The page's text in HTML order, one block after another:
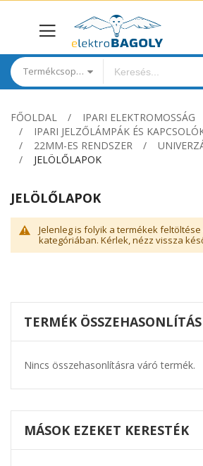
Termékcsoportok
FŐOLDAL IPARI ELEKTROMOSSÁG
IPARI JELZŐLÁMPÁK ÉS
22MM-ES RENDSZER
JELÖLŐLAPOK
JELÖLŐLAPOK
Jelenleg is folyik a termékek
kategóriában. Kérlek, nézz vissza
TERMÉK ÖSSZEHASONLÍTÁS
Nincs összehasonlításra váró termék.
MÁSOK EZEKET KERESTÉK